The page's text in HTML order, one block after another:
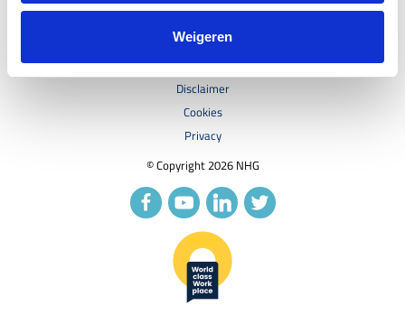
Weigeren
© Copyright 2026 NHG
Disclaimer
Cookies
Privacy